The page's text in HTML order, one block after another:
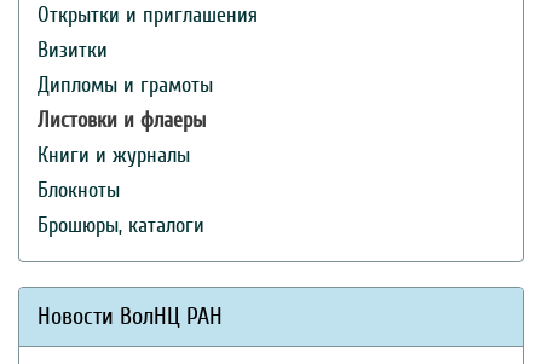
Открытки и приглашения
Визитки
Дипломы и грамоты
Листовки и флаеры
Книги и журналы
Блокноты
Брошюры, каталоги
Новости ВолНЦ РАН